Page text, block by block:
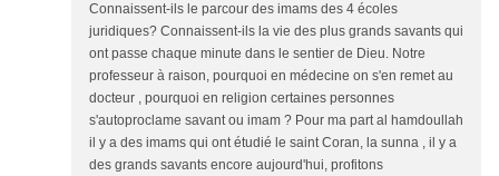
Connaissent-ils le parcour des imams des 4 écoles
juridiques? Connaissent-ils la vie des plus grands savants qui
ont passe chaque minute dans le sentier de Dieu. Notre
professeur à raison, pourquoi en médecine on s'en remet au
docteur , pourquoi en religion certaines personnes
s'autoproclame savant ou imam ? Pour ma part al hamdoullah
il y a des imams qui ont étudié le saint Coran, la sunna , il y a
des grands savants encore aujourd'hui, profitons